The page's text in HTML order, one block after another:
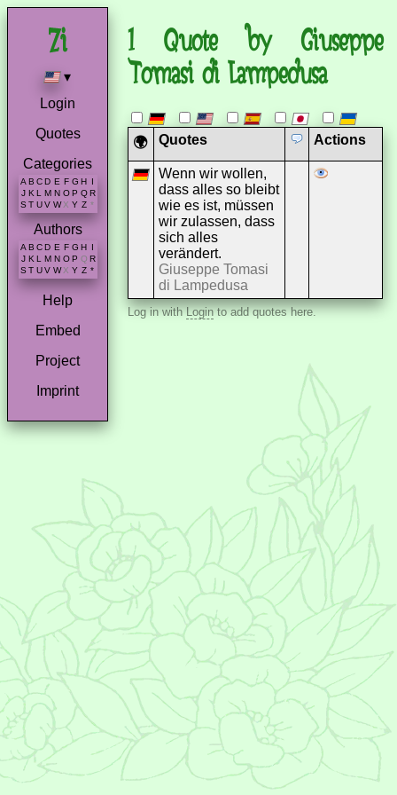
▾
Login
Quotes
Categories
A B C D E F G H I
J K L M N O P Q R
S T U V W X Y Z *
Authors
A B C D E F G H
J K L M N O P Q R
S T U V W X Y Z *
Help
Embed
Project
Imprint
1 Quote by Giuseppe
Tomasi di Lampedusa
🌍 Quotes Actions
Wenn wir wollen,
dass alles so bleibt
wie es ist, müssen
wir zulassen, dass
sich alles
verändert.
Giuseppe Tomasi
di Lampedusa
Log in withLoginto add quotes here.